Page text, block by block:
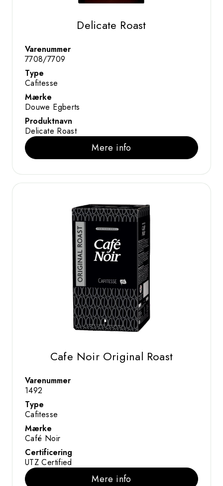
Delicate Roast
Varenummer
7708/7709
Type
Cafitesse
Mærke
Douwe Egberts
Produktnavn
Delicate Roast
Mere info
Cafe Noir Original Roast
Varenummer
1492
Type
Cafitesse
Mærke
Café Noir
Certificering
UTZ Certified
Mere info